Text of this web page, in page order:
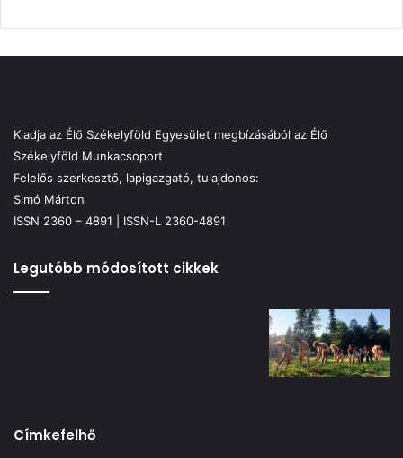
Kiadja az Élő Székelyföld Egyesület megbízásából az Élő
Székelyföld Munkacsoport
Felelős szerkesztő, lapigazgató, tulajdonos:
Simó Márton
ISSN 2360 – 4891 | ISSN-L 2360-4891
Legutóbb módosított cikkek
Címkefelhő